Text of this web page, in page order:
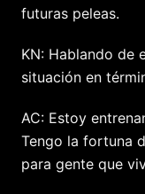
futuras peleas.
KN: Hablando de
situación en
AC: Estoy
Tengo la fortuna
para gente que